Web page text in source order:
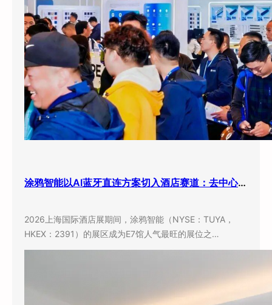
涂鸦智能以AI蓝牙直连方案切入酒店赛道：去中心化架构破解智能化改造三大痛点
2026上海国际酒店展期间，涂鸦智能（NYSE：TUYA，
HKEX：2391）的展区成为E7馆人气最旺的展位之…